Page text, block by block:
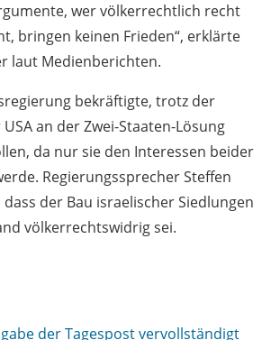
wer völkerrechtlich recht
bringen keinen Frieden“, erklärte
laut Medienberichten.
bekräftigte, trotz der
an der Zwei-Staaten-Lösung
da nur sie den Interessen beider
Regierungssprecher Steffen
der Bau israelischer Siedlungen
völkerrechtswidrig sei.
der Tagespost vervollständigt